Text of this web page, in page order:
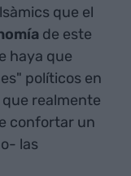
que el
de este
haya que
políticos en
realmente
confortar un
las